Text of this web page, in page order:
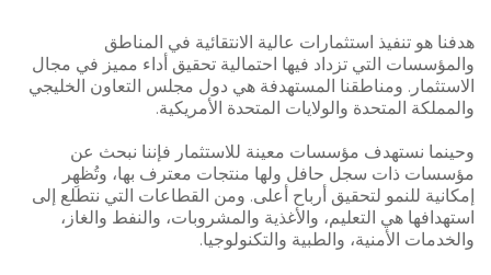
هدفنا هو تنفيذ استثمارات عالية الانتقائية في المناطق
والمؤسسات التي تزداد فيها احتمالية تحقيق أداء مميز في مجال
الاستثمار. ومناطقنا المستهدفة هي دول مجلس التعاون الخليجي
والمملكة المتحدة والولايات المتحدة الأمريكية.
وحينما نستهدف مؤسسات معينة للاستثمار فإننا نبحث عن
مؤسسات ذات سجل حافل ولها منتجات معترف بها، وتُظهِر
إمكانية للنمو لتحقيق أرباح أعلى. ومن القطاعات التي نتطلع إلى
استهدافها هي التعليم، والأغذية والمشروبات، والنفط والغاز،
والخدمات الأمنية، والطبية والتكنولوجيا.